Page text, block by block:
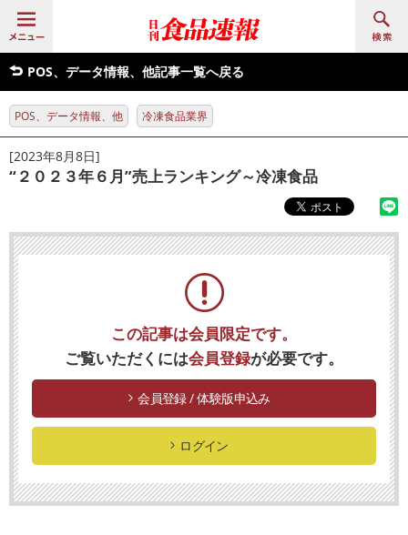
POS、データ情報、他記事一覧へ戻る
POS、データ情報、他 冷凍食品業界
[2023年8月8日]
“２０２３年６月”売上ランキング～冷凍食品
この記事は会員限定です。
ご覧いただくには会員登録が必要です。
会員登録 / 体験版申込み
ログイン